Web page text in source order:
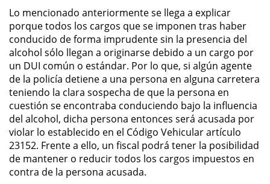
Invasión de Propiedad Ajena
Vandalismo
Delitos de Armas
Armas Prohibidas en California
Aumento de Sentencia por
Armas de Fuego
Descarga Negligente de un
Arma de Fuego
Lo mencionado anteriormente se llega a explicar
porque todos los cargos que se imponen tras haber
conducido de forma imprudente sin la presencia del
alcohol sólo llegan a originarse debido a un cargo por
un DUI común o estándar. Por lo que, si algún agente
de la policía detiene a una persona en alguna carretera
teniendo la clara sospecha de que la persona en
cuestión se encontraba conduciendo bajo la influencia
del alcohol, dicha persona entonces será acusada por
violar lo establecido en el Código Vehicular artículo
23152. Frente a ello, un fiscal podrá tener la posibilidad
de mantener o reducir todos los cargos impuestos en
contra de la persona acusada.